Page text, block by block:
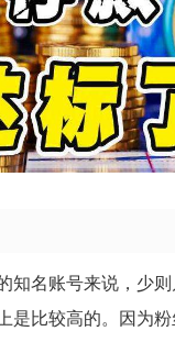
知名账号来说，少
是比较高的。因为